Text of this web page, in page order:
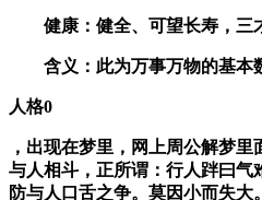
健康：健全、可望长寿，三才
含义：此为万事万物的基本数
人格0
，出现在梦里，网上周公解梦
与人相斗，正所谓：行人跘曰气
防与人口舌之争。莫因小而失大。